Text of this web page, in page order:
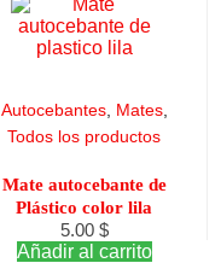
Autocebantes, Mates,
Todos los productos
Mate autocebante de
Plástico color lila
5.00 $
Añadir al carrito